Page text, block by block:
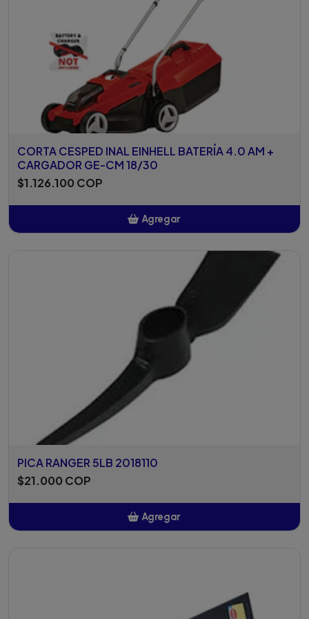
CORTA CESPED INAL EINHELL BATERÍA 4.0 AM +
CARGADOR GE-CM 18/30
$1.126.100 COP
Agregar
PICA RANGER 5LB 2018110
$21.000 COP
Agregar